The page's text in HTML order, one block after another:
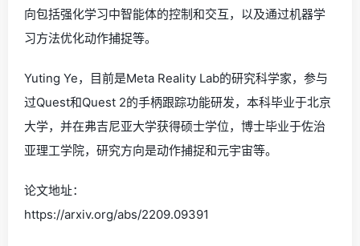
向包括强化学习中智能体的控制和交互，以及通过机器学
习方法优化动作捕捉等。
Yuting Ye，目前是Meta Reality Lab的研究科学家，参与
过Quest和Quest 2的手柄跟踪功能研发，本科毕业于北京
大学，并在弗吉尼亚大学获得硕士学位，博士毕业于佐治
亚理工学院，研究方向是动作捕捉和元宇宙等。
论文地址：
https://arxiv.org/abs/2209.09391